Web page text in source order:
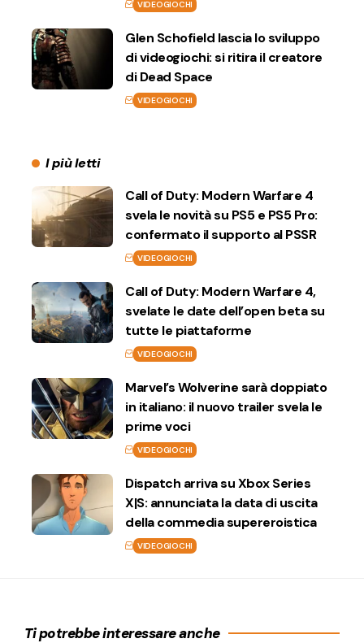
VIDEOGIOCHI
Glen Schofield lascia lo sviluppo
di videogiochi: si ritira il creatore
di Dead Space
VIDEOGIOCHI
I più letti
Call of Duty: Modern Warfare 4
svela le novità su PS5 e PS5 Pro:
confermato il supporto al PSSR
VIDEOGIOCHI
Call of Duty: Modern Warfare 4,
svelate le date dell’open beta su
tutte le piattaforme
VIDEOGIOCHI
Marvel’s Wolverine sarà doppiato
in italiano: il nuovo trailer svela le
prime voci
VIDEOGIOCHI
Dispatch arriva su Xbox Series
X|S: annunciata la data di uscita
della commedia supereroistica
VIDEOGIOCHI
Ti potrebbe interessare anche